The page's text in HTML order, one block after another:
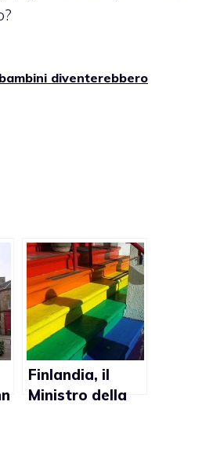
diventerebbero
Finlandia, il
Ministro della